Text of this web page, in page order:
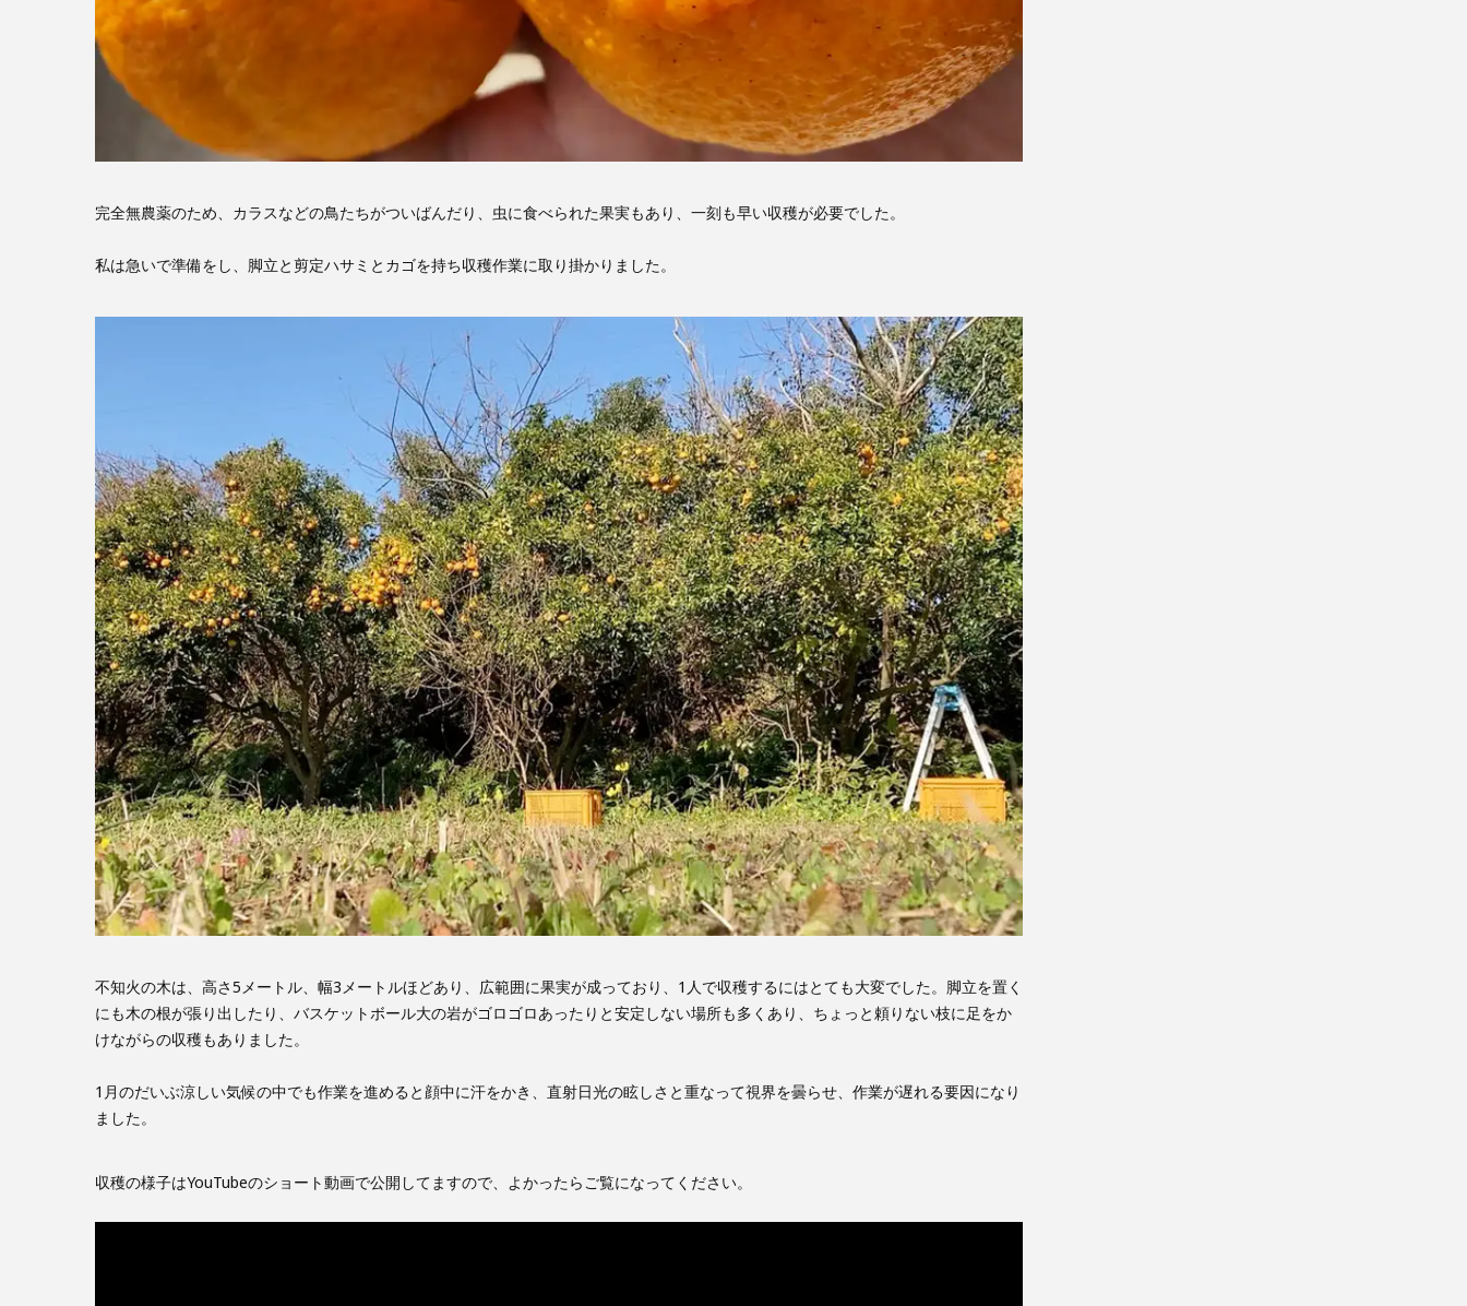
完全無農薬のため、カラスなどの鳥たちがついばんだり、虫に食べられた果実もあり、一刻も早い収穫が必要でした。
私は急いで準備をし、脚立と剪定ハサミとカゴを持ち収穫作業に取り掛かりました。
不知火の木は、高さ5メートル、幅3メートルほどあり、広範囲に果実が成っており、1人で収穫するにはとても大変でした。脚立を置く
にも木の根が張り出したり、バスケットボール大の岩がゴロゴロあったりと安定しない場所も多くあり、ちょっと頼りない枝に足をか
けながらの収穫もありました。
1月のだいぶ涼しい気候の中でも作業を進めると顔中に汗をかき、直射日光の眩しさと重なって視界を曇らせ、作業が遅れる要因になり
ました。
収穫の様子はYouTubeのショート動画で公開してますので、よかったらご覧になってください。